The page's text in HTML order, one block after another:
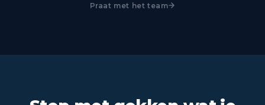
Praat met het team